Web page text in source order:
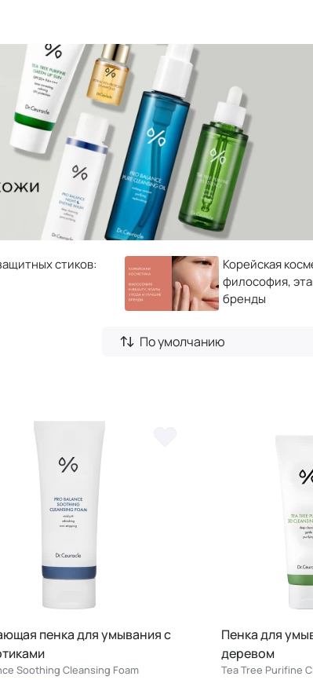
стиков:
Корейская
философия,
бренды
По умолчанию
пенка для умывания с
Soothing Cleansing Foam
Пенка для
деревом
Tea Tree Purifine